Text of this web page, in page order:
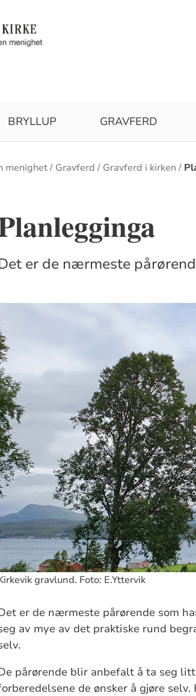
BRYLLUP GRAVFERD
menighet Gravferd Gravferd i kirken
er de nærmeste
gravlund. Foto: E.Yttervik
er de nærmeste pårørende som
av mye av det praktiske rund
pårørende blir anbefalt å ta seg
de ønsker å gjøre